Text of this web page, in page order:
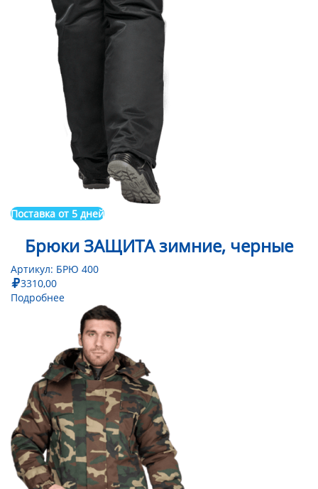
Поставка от 5 дней
Брюки ЗАЩИТА зимние, черные
Артикул: БРЮ 400
3310,00
Подробнее